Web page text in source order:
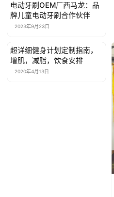
电动牙刷OEM厂西马龙：品
牌儿童电动牙刷合作伙伴
2023年9月23日
健康资讯
超详细健身计划定制指南，
增肌，减脂，饮食安排
2020年4月13日